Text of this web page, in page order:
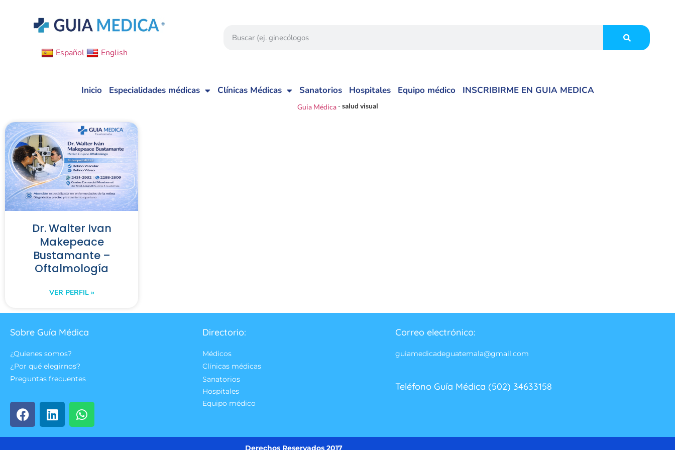
Español English
Inicio Especialidades médicas Clínicas Médicas Sanatorios Hospitales Equipo médico INSCRIBIRME EN GUIA MEDICA
Guia Médica-salud visual
Dr. Walter Ivan
Makepeace
Bustamante –
Oftalmología
VER PERFIL »
Sobre Guía Médica
¿Quienes somos?
¿Por qué elegirnos?
Preguntas frecuentes
Directorio:
Médicos
Clínicas médicas
Sanatorios
Hospitales
Equipo médico
Correo electrónico:
guiamedicadeguatemala@gmail.com
Teléfono Guía Médica (502) 34633158
Derechos Reservados 2017